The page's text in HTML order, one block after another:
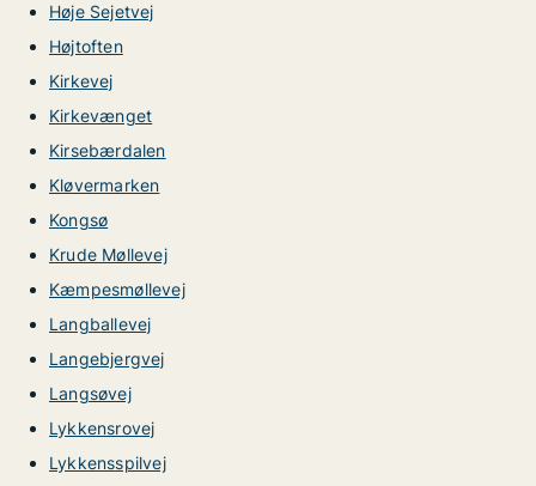
Høje Sejetvej
Højtoften
Kirkevej
Kirkevænget
Kirsebærdalen
Kløvermarken
Kongsø
Krude Møllevej
Kæmpesmøllevej
Langballevej
Langebjergvej
Langsøvej
Lykkensrovej
Lykkensspilvej